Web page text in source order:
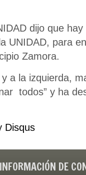
dijo que
UNIDAD, para
Zamora.
a la izquierda,
todos” y ha
Disqus
INFORMACIÓN DE